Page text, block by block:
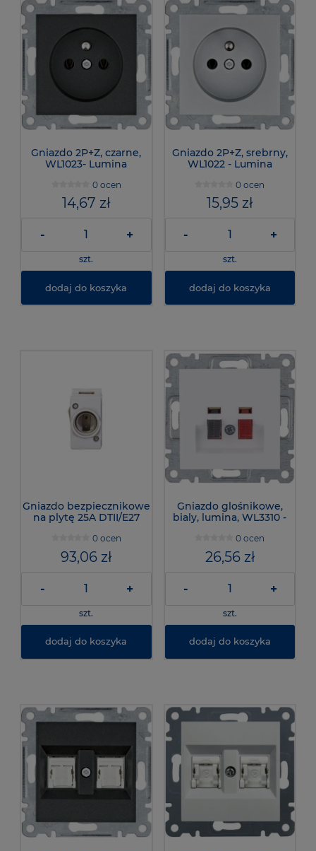
Gniazdo 2P+Z, czarne,
WL1023- Lumina
0 ocen
14,67 zł
- +
szt.
dodaj do koszyka
Gniazdo 2P+Z, srebrny,
WL1022 - Lumina
0 ocen
15,95 zł
- +
szt.
dodaj do koszyka
Gniazdo bezpiecznikowe
na plytę 25A DTII/E27
0 ocen
93,06 zł
- +
szt.
dodaj do koszyka
Gniazdo glośnikowe,
bialy, lumina, WL3310 -
0 ocen
26,56 zł
- +
szt.
dodaj do koszyka